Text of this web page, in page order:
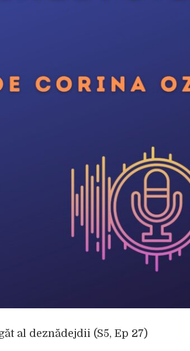
al deznădejdii (S5, Ep 27)